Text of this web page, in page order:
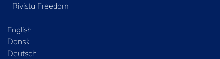
Rivista Freedom
English
Dansk
Deutsch